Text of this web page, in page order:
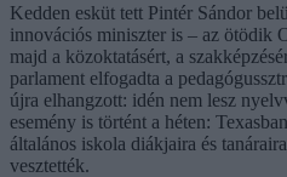
Kedden esküt tett Pintér Sándor
innovációs miniszter is – az ötödik
majd a közoktatásért, a
parlament elfogadta a
újra elhangzott: idén nem lesz
esemény is történt a héten:
általános iskola diákjaira és
vesztették.